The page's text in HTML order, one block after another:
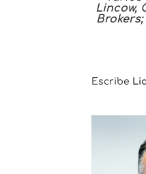
Lincow,
Escribe